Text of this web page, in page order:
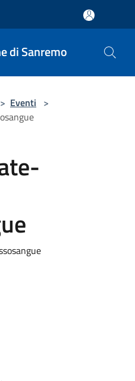
di Sanremo
> Eventi >